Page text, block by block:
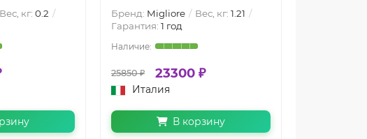
Вес, кг: 0.2
Бренд: Migliore Вес, кг: 1.21
Гарантия: 1 год
25850 ₽ 23300 ₽
Италия
В корзину